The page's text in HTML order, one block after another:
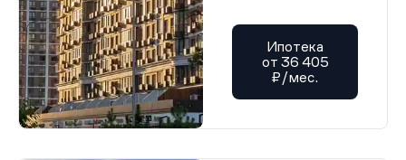
Ипотека
от 36 405
₽/мес.